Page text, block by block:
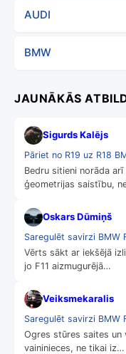
AUDI
BMW
JAUNĀKĀS
Sigurds Kalējs
Pāriet no R19 uz R18
Bedru sitieni norāda
ģeometrijas saistību,
Oskars Dūmiņš
Saregulēt savirzi BMW
Vērts sākt ar iekšējā
jo F11 aizmugurējā…
Veiksmekaralis
Saregulēt savirzi BMW
Ogres stūres saites un
vaininieces, ne tikai iz…